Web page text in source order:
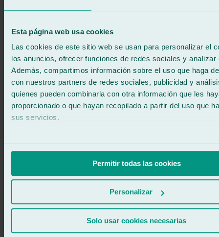
Esta página web usa cookies
Las cookies de este sitio web se usan para personalizar el
los anuncios, ofrecer funciones de redes sociales y analizar
Además, compartimos información sobre el uso que haga
con nuestros partners de redes sociales, publicidad y
quienes pueden combinarla con otra información que les
proporcionado o que hayan recopilado a partir del uso que
sus servicios.
Permitir todas las cookies
Personalizar
Solo usar cookies necesarias
Garantía de reparación del parabrisas del
, ofrecemos unagarantía de por vida
para la reparación
de impactos en tu parabrisas. Si la fisura reparada se extiende o
presenta algún defecto relacionado con nuestro trabajo, nos